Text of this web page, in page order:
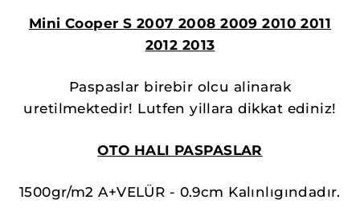
Mini Cooper S 2007 2008 2009 2010 2011
2012 2013
Paspaslar birebir olcu alinarak
uretilmektedir! Lutfen yillara dikkat ediniz!
OTO HALI PASPASLAR
1500gr/m2 A+VELÜR - 0.9cm Kalınlıgındadır.